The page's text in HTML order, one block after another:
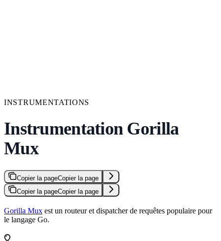
INSTRUMENTATIONS
Instrumentation Gorilla
Mux
Copier la pageCopier la page
Copier la pageCopier la page
Gorilla Mux est un routeur et dispatcher de requêtes populaire pour
le langage Go.